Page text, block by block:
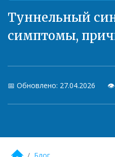
Туннельный
симптомы,
📅 Обновлено: 27.04.2026 👁️